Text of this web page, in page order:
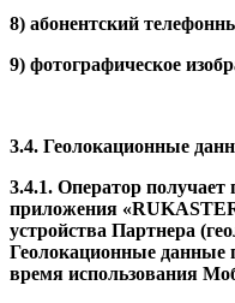
8) абонентский
9) фотографическое
3.4. Геолокационные
3.4.1. Оператор
приложения
устройства Партнера
Геолокационные данные
время использования